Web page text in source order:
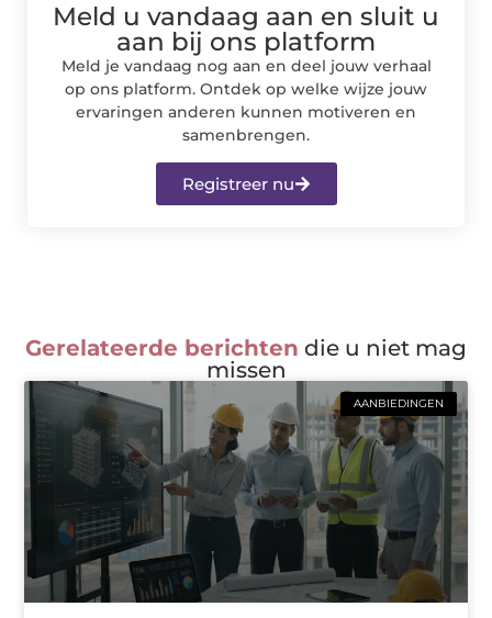
Meld u vandaag aan en sluit u
aan bij ons platform
Meld je vandaag nog aan en deel jouw verhaal
op ons platform. Ontdek op welke wijze jouw
ervaringen anderen kunnen motiveren en
samenbrengen.
Registreer nu
Gerelateerde berichten die u niet mag
missen
AANBIEDINGEN